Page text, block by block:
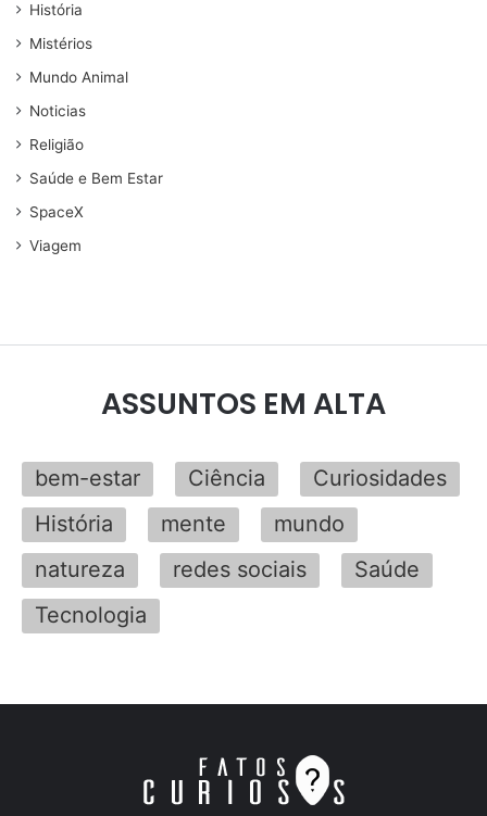
História
Mistérios
Mundo Animal
Noticias
Religião
Saúde e Bem Estar
SpaceX
Viagem
ASSUNTOS EM ALTA
bem-estar Ciência
Curiosidades
História
mente
mundo
natureza
redes sociais
Saúde
Tecnologia